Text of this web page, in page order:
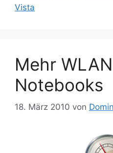
Vista
Mehr
Notebooks
18. März 2010 von